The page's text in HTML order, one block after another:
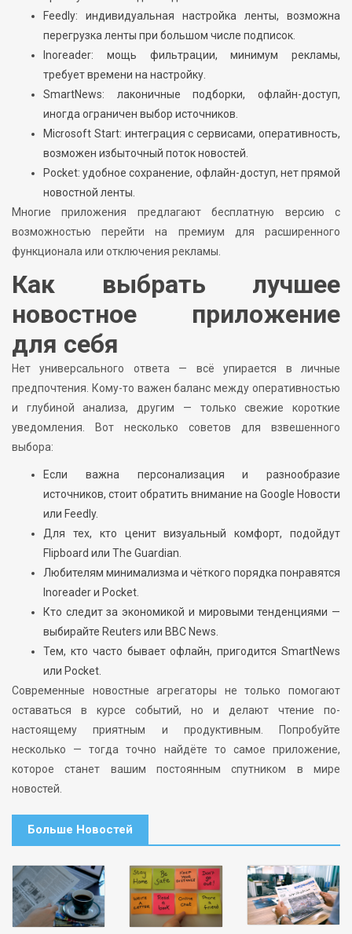
Feedly: индивидуальная настройка ленты, возможна
перегрузка ленты при большом числе подписок.
Inoreader: мощь фильтрации, минимум рекламы,
требует времени на настройку.
SmartNews: лаконичные подборки, офлайн-доступ,
иногда ограничен выбор источников.
Microsoft Start: интеграция с сервисами, оперативность,
возможен избыточный поток новостей.
Pocket: удобное сохранение, офлайн-доступ, нет прямой
новостной ленты.
Многие приложения предлагают бесплатную версию с
возможностью перейти на премиум для расширенного
функционала или отключения рекламы.
Как выбрать лучшее
новостное приложение
для себя
Нет универсального ответа — всё упирается в личные
предпочтения. Кому-то важен баланс между оперативностью
и глубиной анализа, другим — только свежие короткие
уведомления. Вот несколько советов для взвешенного
выбора:
Если важна персонализация и разнообразие
источников, стоит обратить внимание на Google Новости
или Feedly.
Для тех, кто ценит визуальный комфорт, подойдут
Flipboard или The Guardian.
Любителям минимализма и чёткого порядка понравятся
Inoreader и Pocket.
Кто следит за экономикой и мировыми тенденциями —
выбирайте Reuters или BBC News.
Тем, кто часто бывает офлайн, пригодится SmartNews
или Pocket.
Современные новостные агрегаторы не только помогают
оставаться в курсе событий, но и делают чтение по-
настоящему приятным и продуктивным. Попробуйте
несколько — тогда точно найдёте то самое приложение,
которое станет вашим постоянным спутником в мире
новостей.
Больше Новостей